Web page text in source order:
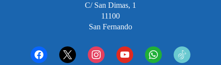
C/ San Dimas, 1
11100
San Fernando
facebook x instagramyoutube whatsapp tiktok2